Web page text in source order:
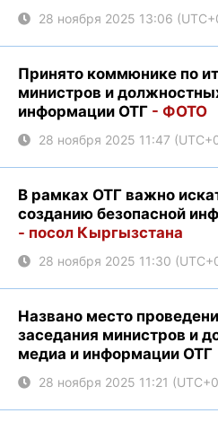
28 ноября 2025 13:06
Принято коммюнике по
министров и
информации ОТГ - ФОТО
28 ноября 2025 11:47
В рамках ОТГ важно
созданию безопасной
- посол Кыргызстана
28 ноября 2025 11:30
Названо место
заседания министров и
медиа и информации ОТГ
28 ноября 2025 11:21